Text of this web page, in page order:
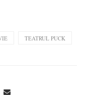
TEATRUL PUCK